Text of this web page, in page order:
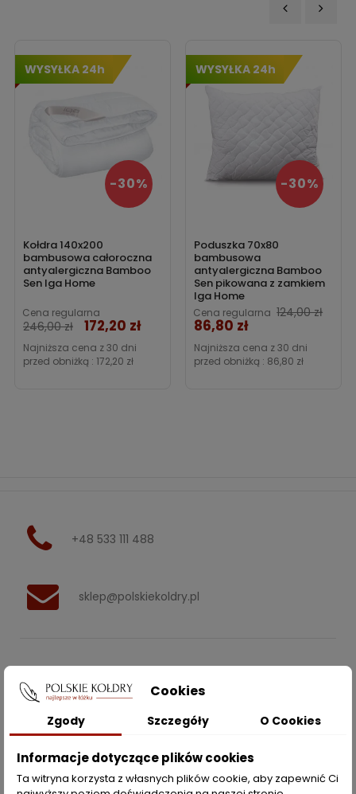
WYSYŁKA 24h
Kołdra 140x200
bambusowa całoroczna
antyalergiczna Bamboo
Sen Iga Home
Cena regularna
246,00 zł
-30%
Cena
172,20 zł
Najniższa cena z 30 dni
przed obniżką : 172,20 zł
WYSYŁKA 24h
Poduszka 70x80
bambusowa
antyalergiczna Bamboo
Sen pikowana z zamkiem
Iga Home
Cena regularna 124,00 zł
-30%
Cena
86,80 zł
Najniższa cena z 30 dni
przed obniżką : 86,80 zł
+48 533 111 488
sklep@polskiekoldry.pl
INFORMACJE 
ZAKUPY
Cookies
Zgody Szczegóły O Cookies
Informacje dotyczące plików cookies
Ta witryna korzysta z własnych plików cookie, aby zapewnić Ci